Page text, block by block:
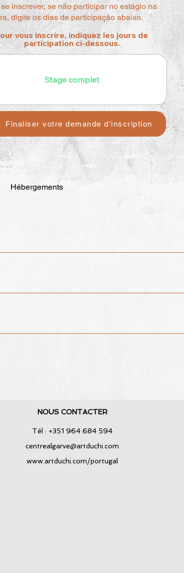
se inscrever, se não participar no estágio na
digite os dias de participação abaixo.
vous inscrire, indiquez les jours de
participation ci-dessous.
Finaliser votre demande d'inscription
Hébergements
NOUS CONTACTER
Tél : +351 964 684 594
centrealgarve@artduchi.com
www.artduchi.com/portugal